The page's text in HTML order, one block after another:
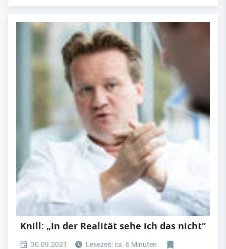
Knill: „In der Realität sehe ich das nicht“
30.09.2021
Lesezeit: ca. 6 Minuten